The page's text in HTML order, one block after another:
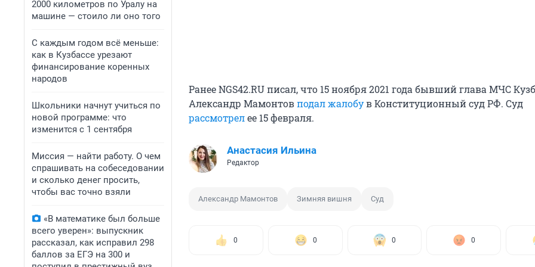
2000 километров по Уралу на
машине — стоило ли оно того
С каждым годом всё меньше:
как в Кузбассе урезают
финансирование коренных
народов
Школьники начнут учиться по
новой программе: что
изменится с 1 сентября
Миссия — найти работу. О чем
спрашивать на собеседовании
и сколько денег просить,
чтобы вас точно взяли
«В математике был больше
всего уверен»: выпускник
рассказал, как исправил 298
баллов за ЕГЭ на 300 и
Ранее NGS42.RU писал, что 15 ноября 2021 года бывший глава МЧС
Александр Мамонтовподал жалобув Конституционный суд РФ. Суд
рассмотрелее 15 февраля.
Анастасия Ильина
Редактор
Александр Мамонтов Зимняя вишня Суд
0 0 0 0